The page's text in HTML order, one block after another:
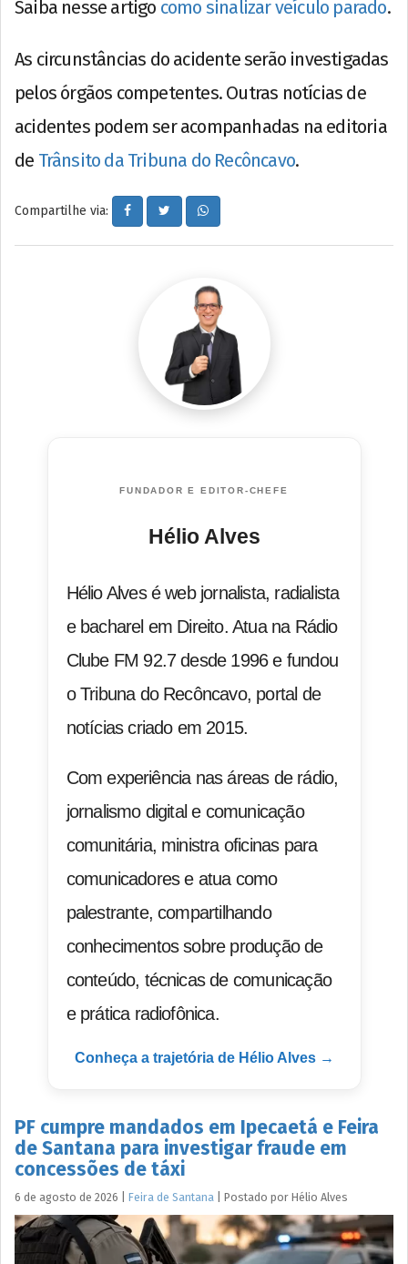
Saiba nesse artigo como sinalizar veículo parado.
As circunstâncias do acidente serão investigadas
pelos órgãos competentes. Outras notícias de
acidentes podem ser acompanhadas na editoria
de Trânsito da Tribuna do Recôncavo.
Compartilhe via:
FUNDADOR E EDITOR-CHEFE
Hélio Alves
Hélio Alves é web jornalista, radialista
e bacharel em Direito. Atua na Rádio
Clube FM 92.7 desde 1996 e fundou
o Tribuna do Recôncavo, portal de
notícias criado em 2015.
Com experiência nas áreas de rádio,
jornalismo digital e comunicação
comunitária, ministra oficinas para
comunicadores e atua como
palestrante, compartilhando
conhecimentos sobre produção de
conteúdo, técnicas de comunicação
e prática radiofônica.
Conheça a trajetória de Hélio Alves →
PF cumpre mandados em Ipecaetá e Feira
de Santana para investigar fraude em
concessões de táxi
6 de agosto de 2026 Feira de Santana Postado por Hélio Alves